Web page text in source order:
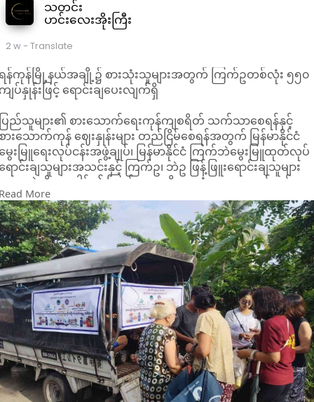
သတင်း
ဟင်းလေးအိုးကြီး
2 w- Translate
န်ကုန်မြို့နယ်အချို့၌ စားသုံးသူများအတွက် ကြက်ဥတစ်လုံး ၅၅၀
ျပ်နှုန်းဖြင့် ရောင်းချပေးလျက်ရှိ
ြည်သူများ၏ စားသောက်ရေးကုန်ကျစရိတ် သက်သာစေရန်နှင့်
ားသောက်ကုန် ဈေးနှုန်းများ တည်ငြိမ်စေရန်အတွက် မြန်မာနိုင်ငံ
ေးမြူရေးလုပ်ငန်းအဖွဲ့ချုပ်၊ မြန်မာနိုင်ငံ ကြက်ဘဲမွေးမြူထုတ်လုပ်
ောင်းချသူများအသင်းနှင့် ကြက်ဥ၊ ဘဲဥ ဖြန့်ဖြူးရောင်းချသူများ
စုအဖွဲ့တို့ ပူးပေါင်း၍ ကြက်ဥများကို စားသုံးသူများ လက်ဝယ်အ
ောက် သက်သာသော ဈေးနှုန်းဖြင့် ယနေ့ ဇူလိုင်လ ၂၀ ရက်နေ့မှ
တင်ကာ အထူးရောင်းချပေးလျက်ရှိကြောင်း သိရသည်။
ဆိုပါ ကြက်ဥ အထူးဈေးရောင်းချပေးခြင်းကို ရန်ကုန်မြို့တော်
ည်ပင်သာယာရေးကော်မတီ နယ်နိမိတ်အတွင်းရှိ မြို့နယ်အသီးသီး
ဈေးများတွင် အလှည့်ကျစနစ်ဖြင့် ဆက်လက်ရောင်းချပေးသွား
ည်ဖြစ်သည်။
ာမည့် ဇူလိုင်လ ၂၂ ရက်နေ့တွင်လည်း ဒေသခံပြည်သူများ
လွယ်တကူ ဝယ်ယူနိုင်ရန်အတွက် မြို့နယ်အသီးသီးရှိ အောက်ပါ
ေးများတွင် ကြက်ဥတစ်လုံးလျှင် ၅၅၀ ကျပ်နှုန်း ဖြင့် စနစ်တကျ
ောင်းချပေးသွားမည် ဖြစ်သည် -
ေပြည်သာမြို့နယ် - ပတ္တမြားဈေး
ောင်ဥက္ကလာပမြို့နယ် - နန္ဒဝန်ဈေး
ဇွန်တောင်မြို့နယ် - ပုဇွန်တောင်ဈေး
ြောက်ဥက္ကလာပမြို့နယ် - ရတနာသိင်္ဂီဈေး (ဈ ဈေး)
More